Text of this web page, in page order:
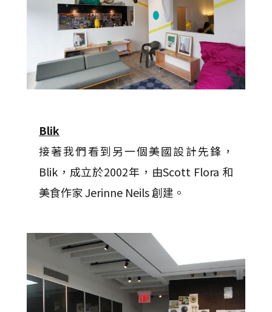
Blik
接著我們看到另一個美國設計先鋒，
Blik，成立於2002年，由Scott Flora 和
美食作家 Jerinne Neils 創建。